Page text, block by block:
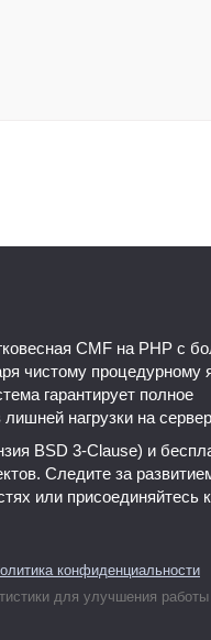
CMF на PHP с
чистому процедурному
гарантирует полное
нагрузки на
BSD 3-Clause) и
Следите за
или присоединяйтесь к
конфиденциальности
для улучшения работы